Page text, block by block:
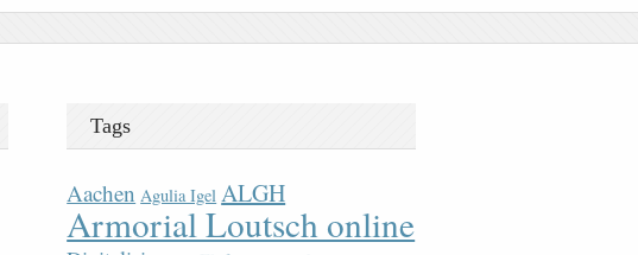
Tags
Aachen Agulia Igel ALGH
Armorial Loutsch online